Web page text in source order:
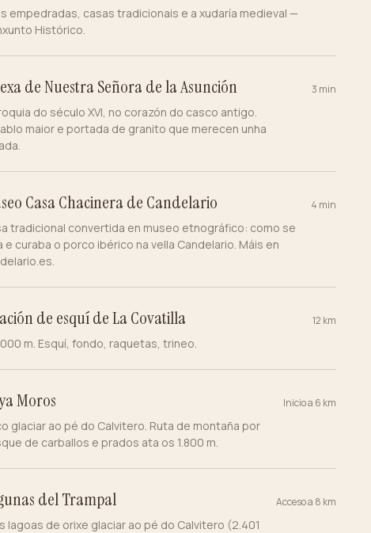
empedradas, casas tradicionais e a xudaría medieval —
Histórico.
de Nuestra Señora de la Asunción
do século XVI, no corazón do casco antigo.
maior e portada de granito que merecen unha
3 min
Casa Chacinera de Candelario
tradicional convertida en museo etnográfico: como se
e curaba o porco ibérico na vella Candelario. Máis en
.
4 min
de esquí de La Covatilla
m. Esquí, fondo, raquetas, trineo.
12 km
Moros
glaciar ao pé do Calvitero. Ruta de montaña por
de carballos e prados ata os 1.800 m.
Inicio a 6 km
del Trampal
lagoas de orixe glaciar ao pé do Calvitero (2.401
Acceso a 8 km